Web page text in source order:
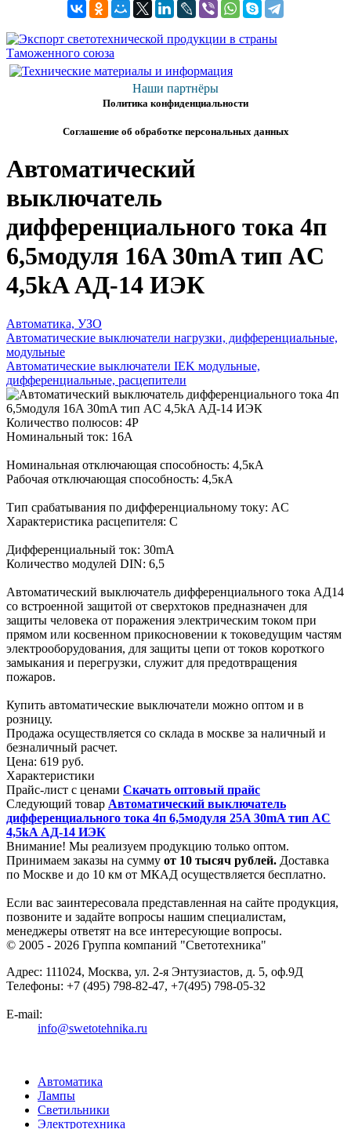
Наши партнёры
Политика конфиденциальности
Соглашение об обработке персональных данных
Автоматический
выключатель
дифференциального тока 4п
6,5модуля 16A 30mA тип AC
4,5kA АД-14 ИЭК
Автоматика, УЗО
Автоматические выключатели нагрузки, дифференциальные,
модульные
Автоматические выключатели IEK модульные,
дифференциальные, расцепители
Количество полюсов: 4P
Номинальный ток: 16А
Номинальная отключающая способность: 4,5кА
Рабочая отключающая способность: 4,5кА
Тип срабатывания по дифференциальному току: AC
Характеристика расцепителя: С
Дифференциальный ток: 30mA
Количество модулей DIN: 6,5
Автоматический выключатель дифференциального тока АД14
со встроенной защитой от сверхтоков предназначен для
защиты человека от поражения электрическим током при
прямом или косвенном прикосновении к токоведущим частям
электрооборудования, для защиты цепи от токов короткого
замыкания и перегрузки, служит для предотвращения
пожаров.
Купить автоматические выключатели можно оптом и в
розницу.
Продажа осуществляется со склада в москве за наличный и
безналичный расчет.
Цена: 619 руб.
Характеристики
Прайс-лист с ценами Скачать оптовый прайс
Следующий товар Автоматический выключатель
дифференциального тока 4п 6,5модуля 25A 30mA тип AC
4,5kA АД-14 ИЭК
Внимание! Мы реализуем продукцию только оптом.
Принимаем заказы на сумму от 10 тысяч рублей. Доставка
по Москве и до 10 км от МКАД осуществляется бесплатно.
Если вас заинтересовала представленная на сайте продукция,
позвоните и задайте вопросы нашим специалистам,
менеджеры ответят на все интересующие вопросы.
© 2005 - 2026 Группа компаний "Светотехника"
Адрес: 111024, Москва, ул. 2-я Энтузиастов, д. 5, оф.9Д
Телефоны: +7 (495) 798-82-47, +7(495) 798-05-32
E-mail:
info@swetotehnika.ru
Автоматика
Лампы
Светильники
Электротехника